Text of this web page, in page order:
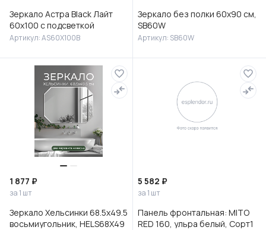
Зеркало Астра Black Лайт
60х100 с подсветкой
Артикул: AS60X100B
Зеркало без полки 60х90 см,
SB60W
Артикул: SB60W
1 877 ₽
за 1 шт
Зеркало Хельсинки 68.5х49.5
восьмиугольник, HELS68X49
5 582 ₽
за 1 шт
Панель фронтальная: MITO
RED 160, ульра белый, Сорт1